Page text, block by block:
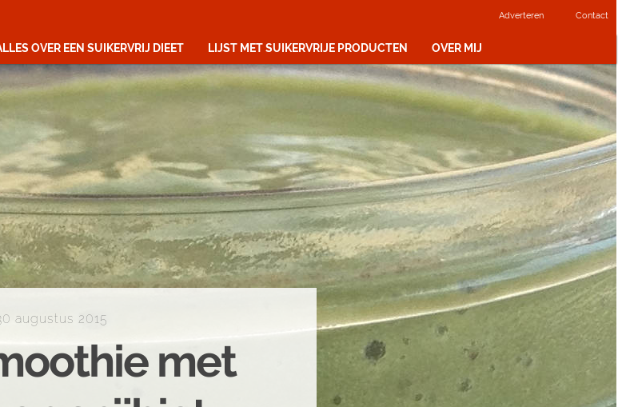
Contact
Adverteren
OVER EEN SUIKERVRIJ DIEET LIJST MET SUIKERVRIJE PRODUCTEN OVER MIJ
augustus 2015
met